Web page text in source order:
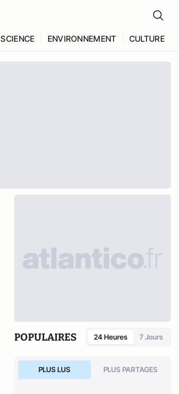
SCIENCE ENVIRONNEMENT CULTURE
POPULAIRES 24 Heures 7 Jours
PLUS LUS PLUS PARTAGES